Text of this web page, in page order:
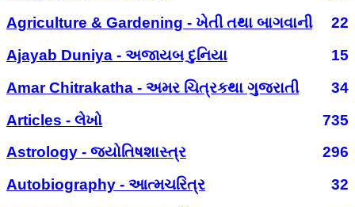
Agriculture & Gardening - ખેતી તથા બાગવાની
22
Ajayab Duniya - અજાયબ દુનિયા
15
Amar Chitrakatha - અમર ચિત્રકથા ગુજરાતી
34
Articles - લેખો
735
Astrology - જ્યોતિષશાસ્ત્ર
296
Autobiography - આત્મચરિત્ર
32